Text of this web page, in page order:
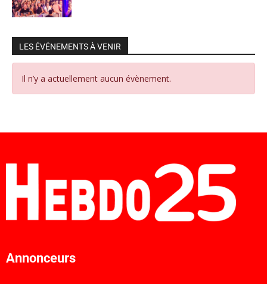
LES ÉVÉNEMENTS À VENIR
Il n’y a actuellement aucun évènement.
Annonceurs